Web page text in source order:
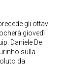
gli ottavi
giovedì
Daniele De
sulla
da